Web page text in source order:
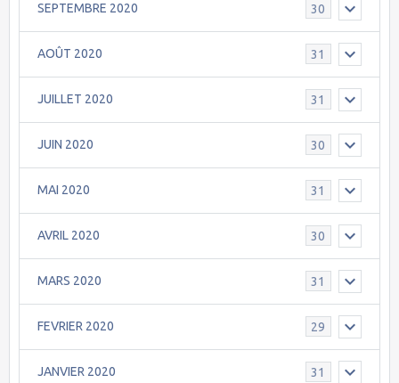
SEPTEMBRE 2020 30
AOÛT 2020 31
JUILLET 2020 31
JUIN 2020 30
MAI 2020 31
AVRIL 2020 30
MARS 2020 31
FEVRIER 2020 29
JANVIER 2020 31